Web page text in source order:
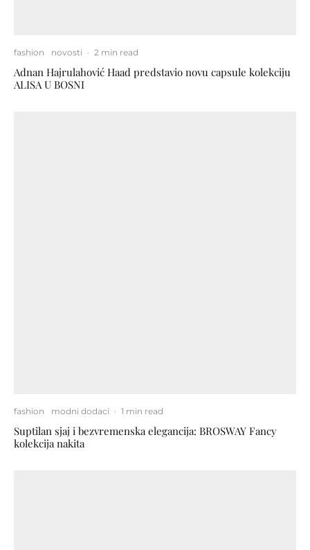
fashion novosti · 2 min read
Adnan Hajrulahović Haad predstavio novu capsule kolekciju
ALISA U BOSNI
fashion modni dodaci · 1 min read
Suptilan sjaj i bezvremenska elegancija: BROSWAY Fancy
kolekcija nakita